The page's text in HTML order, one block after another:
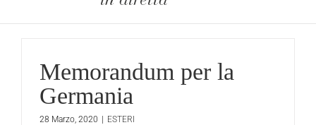
Memorandum per la
Germania
28 Marzo, 2020 | ESTERI